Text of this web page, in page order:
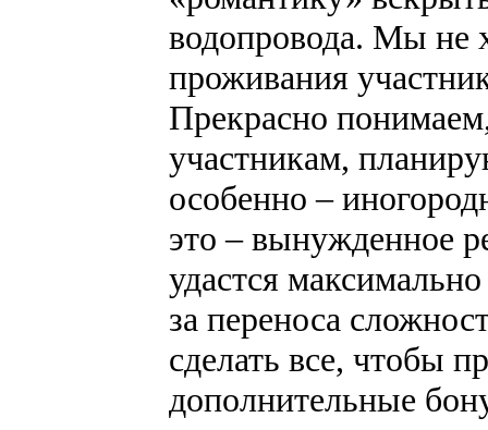
водопровода. Мы не
проживания
Прекрасно
участникам,
особенно –
это – вынужденное
удастся
за переноса
сделать все, чтобы
дополнительные